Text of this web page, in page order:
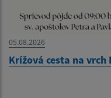
05.08.2026
Krížová cesta na vrch